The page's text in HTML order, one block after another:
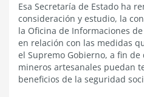
Esa Secretaría de Estado ha
consideración y estudio, la
la Oficina de Informaciones
en relación con las medidas
el Supremo Gobierno, a fin
mineros artesanales puedan
beneficios de la seguridad